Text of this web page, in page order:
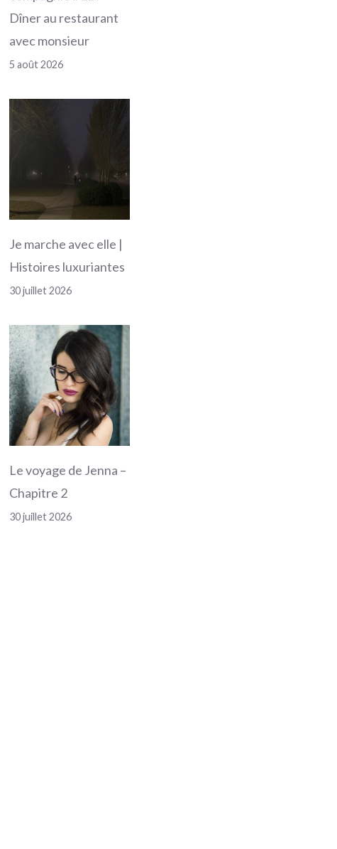
Dîner au restaurant
avec monsieur
5 août 2026
Je marche avec elle |
Histoires luxuriantes
30 juillet 2026
Le voyage de Jenna –
Chapitre 2
30 juillet 2026